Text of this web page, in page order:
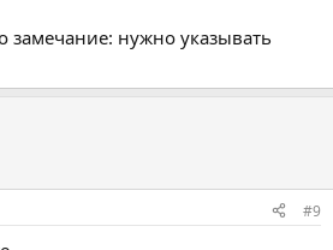
замечание: нужно указывать
#9